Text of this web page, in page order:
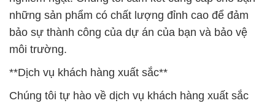
những sản phẩm có chất lượng đỉnh cao để đảm
bảo sự thành công của dự án của bạn và bảo vệ
môi trường.
**Dịch vụ khách hàng xuất sắc**
Chúng tôi tự hào về dịch vụ khách hàng xuất sắc